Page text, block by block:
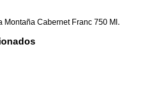
Montaña Cabernet Franc 750 Ml.